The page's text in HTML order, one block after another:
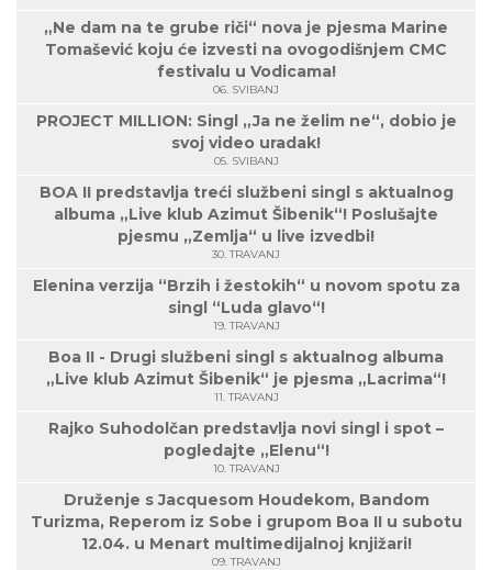
„Ne dam na te grube riči“ nova je pjesma Marine
Tomašević koju će izvesti na ovogodišnjem CMC
festivalu u Vodicama!
06. SVIBANJ
PROJECT MILLION: Singl „Ja ne želim ne“, dobio je
svoj video uradak!
05. SVIBANJ
BOA II predstavlja treći službeni singl s aktualnog
albuma „Live klub Azimut Šibenik“! Poslušajte
pjesmu „Zemlja“ u live izvedbi!
30. TRAVANJ
Elenina verzija “Brzih i žestokih“ u novom spotu za
singl “Luda glavo“!
19. TRAVANJ
Boa II - Drugi službeni singl s aktualnog albuma
„Live klub Azimut Šibenik“ je pjesma „Lacrima“!
11. TRAVANJ
Rajko Suhodolčan predstavlja novi singl i spot –
pogledajte „Elenu“!
10. TRAVANJ
Druženje s Jacquesom Houdekom, Bandom
Turizma, Reperom iz Sobe i grupom Boa II u subotu
12.04. u Menart multimedijalnoj knjižari!
09. TRAVANJ